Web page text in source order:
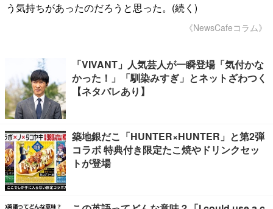
う気持ちがあったのだろうと思った。(続く)
《NewsCafeコラム》
「VIVANT」人気芸人が一瞬登場「気付かな
かった！」「馴染みすぎ」とネットざわつく
【ネタバレあり】
築地銀だこ「HUNTER×HUNTER」と第2弾
コラボ 特典付き限定たこ焼やドリンクセッ
トが登場